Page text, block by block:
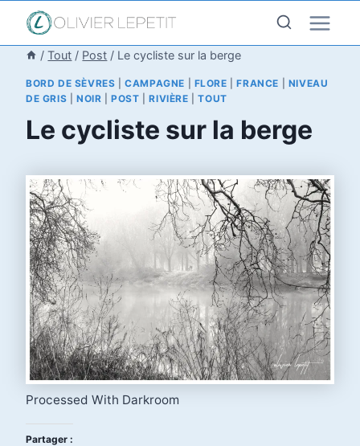
contenu
/ Tout / Post / Le cycliste sur la berge
BORD DE SÈVRES |CAMPAGNE FLORE |FRANCE
NIVEAU
DE GRIS
NOIR |POST |RIVIÈRE |TOUT
Le cycliste sur la berge
Processed With Darkroom
Partager :